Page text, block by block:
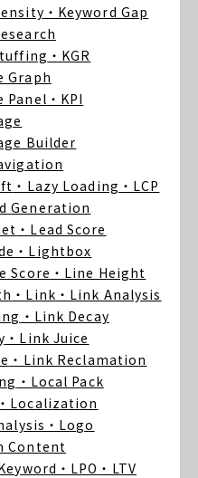
・Keyword Gap
・KGR
Graph
Panel ・KPI
Builder
・Lazy Loading ・LCP
Generation
・Lead Score
・Lightbox
Score ・Line Height
・Link ・Link Analysis
・Link Decay
・Link Juice
・Link Reclamation
・Local Pack
・Localization
・Logo
Content
・LPO ・LTV